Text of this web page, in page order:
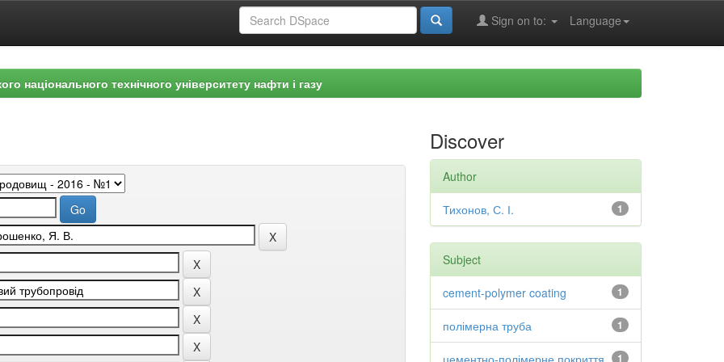
Language
Sign on to:
національного технічного університету нафти і газу
Discover
Author
1
Тихонов, С. І.
Subject
1
cement-polymer coating
1
полімерна труба
1
цементно-полімерне покриття